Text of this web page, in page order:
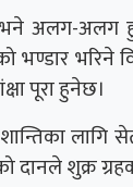
भने अलग-अलग
भण्डार भरिने
पूरा हुनेछ।
लागि
दानले शुक्र